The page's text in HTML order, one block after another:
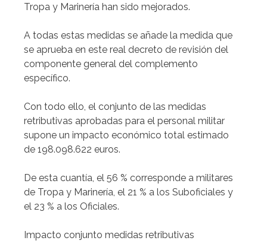
Tropa y Marinería han sido mejorados.
A todas estas medidas se añade la medida que
se aprueba en este real decreto de revisión del
componente general del complemento
específico.
Con todo ello, el conjunto de las medidas
retributivas aprobadas para el personal militar
supone un impacto económico total estimado
de 198.098.622 euros.
De esta cuantía, el 56 % corresponde a militares
de Tropa y Marinería, el 21 % a los Suboficiales y
el 23 % a los Oficiales.
Impacto conjunto medidas retributivas